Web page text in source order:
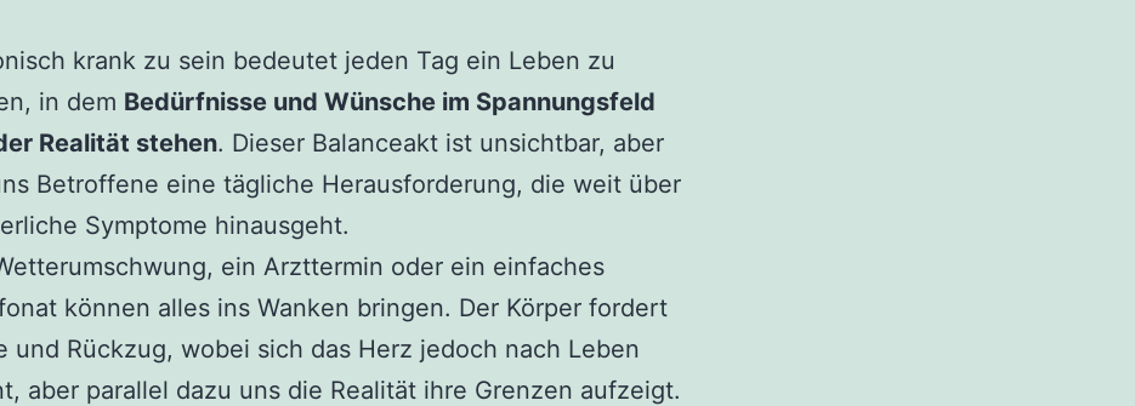
krank zu sein bedeutet jeden Tag ein Leben zu
in dem Bedürfnisse und Wünsche im Spannungsfeld
Realität stehen. Dieser Balanceakt ist unsichtbar, aber
Betroffene eine tägliche Herausforderung, die weit über
Symptome hinausgeht.
ein Arzttermin oder ein einfaches
können alles ins Wanken bringen. Der Körper fordert
und Rückzug, wobei sich das Herz jedoch nach Leben
aber parallel dazu uns die Realität ihre Grenzen aufzeigt.